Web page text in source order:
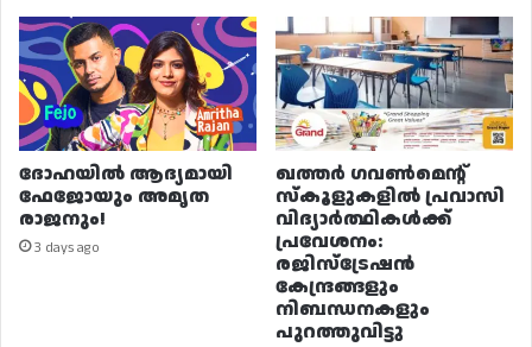
ദോഹയിൽ ആദ്യമായി
ഫേജോയും അമൃത
രാജനും!
3 days ago
ഖത്തർ ഗവൺമെന്റ്
സ്കൂളുകളിൽ പ്രവാസി
വിദ്യാർത്ഥികൾക്ക്
പ്രവേശനം:
രജിസ്ട്രേഷൻ
കേന്ദ്രങ്ങളും
നിബന്ധനകളും
പുറത്തുവിട്ടു